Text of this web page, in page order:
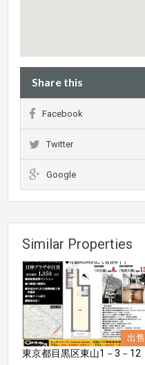
Share this
Facebook
Twitter
Google
Similar Properties
出售
東京都目黒区東山1－3－12